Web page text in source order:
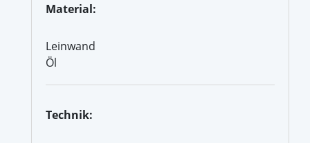
Material:
Leinwand
Öl
Technik: